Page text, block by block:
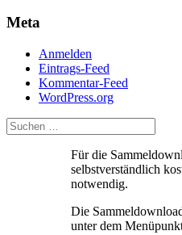
Meta
Anmelden
Eintrags-Feed
Kommentar-Feed
WordPress.org
Für die
selbstverständlich
notwendig.
Die
unter dem